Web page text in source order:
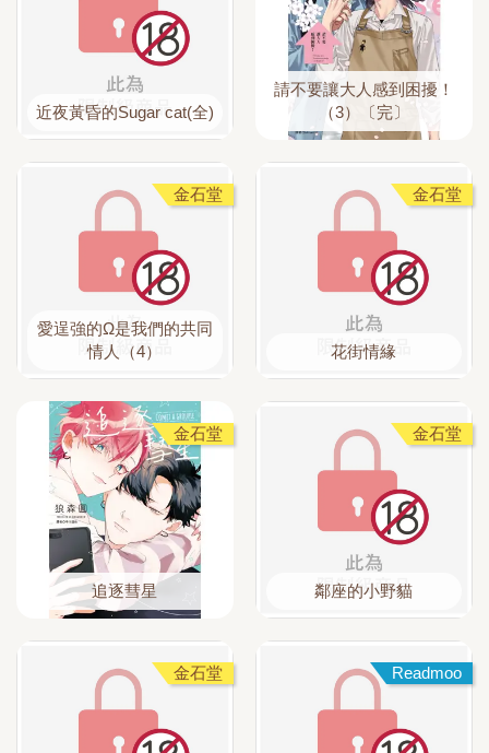
近夜黃昏的Sugar cat(全)
請不要讓大人感到困擾！
（3）〔完〕
金石堂
愛逞強的Ω是我們的共同
情人（4）
金石堂
花街情緣
金石堂
追逐彗星
金石堂
鄰座的小野貓
金石堂 Readmoo